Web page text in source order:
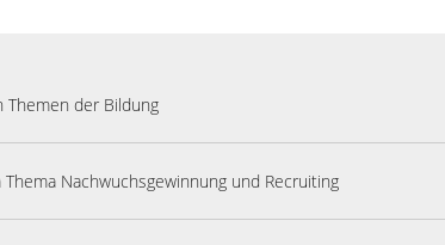
Themen der Bildung
Nachwuchsgewinnung und Recruiting